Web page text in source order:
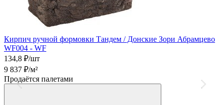
Кирпич ручной формовки Тандем / Донские Зори Абрамцево
WF004 - WF
134,8 ₽/шт
9 837 ₽/м²
Продаётся палетами